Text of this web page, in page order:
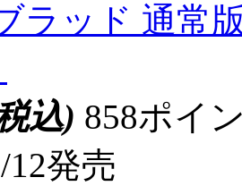
ラッド 通常
込) 858ポイ
12発売